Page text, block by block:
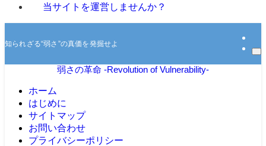
当サイトを運営しませんか？
知られざる“弱さ”の真価を発掘せよ
弱さの革命 -Revolution of Vulnerability-
ホーム
はじめに
サイトマップ
お問い合わせ
プライバシーポリシー